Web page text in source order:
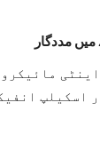
اسکیلپ